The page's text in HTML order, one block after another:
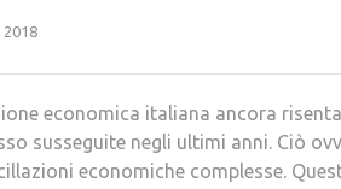
2018
economica italiana ancora
susseguite negli ultimi anni. Ciò
economiche complesse.